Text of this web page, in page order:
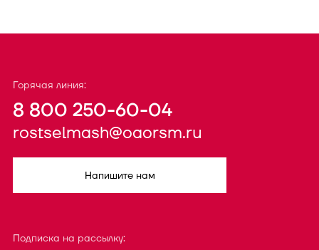
Горячая линия:
8 800 250-60-04
rostselmash@oaorsm.ru
Напишите нам
Подписка на рассылку: